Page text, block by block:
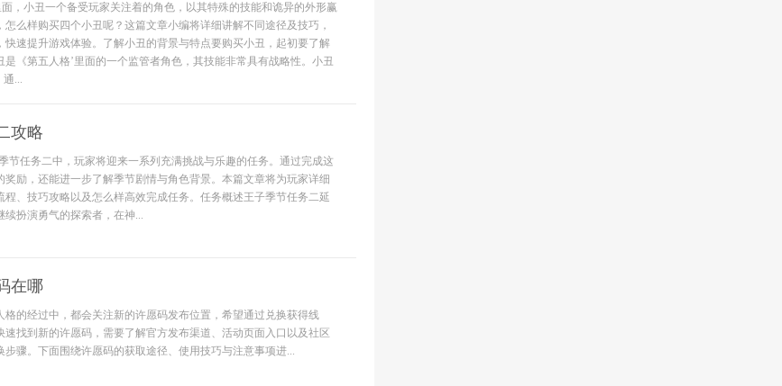
面，小丑一个备受玩家关注着的角色，以其特殊的技能和诡异的外形赢
么样购买四个小丑呢？这篇文章小编将详细讲解不同途径及技巧，
快速提升游戏体验。了解小丑的背景与特点要购买小丑，起初要了解
《第五人格’里面的一个监管者角色，其技能非常具有战略性。小丑
通...
攻略
节任务二中，玩家将迎来一系列充满挑战与乐趣的任务。通过完成这
励，还能进一步了解季节剧情与角色背景。本篇文章将为玩家详细
程、技巧攻略以及怎么样高效完成任务。任务概述王子季节任务二延
扮演勇气的探索者，在神...
在哪
格的经过中，都会关注新的许愿码发布位置，希望通过兑换获得线
找到新的许愿码，需要了解官方发布渠道、活动页面入口以及社区
骤。下面围绕许愿码的获取途径、使用技巧与注意事项进...